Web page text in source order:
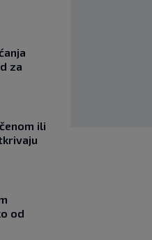
za
ili
od